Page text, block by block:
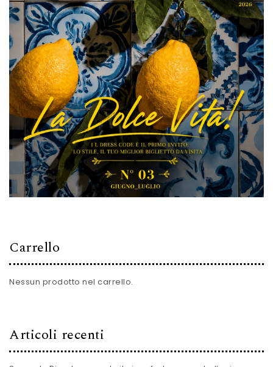
Carrello
Nessun prodotto nel carrello.
Articoli recenti